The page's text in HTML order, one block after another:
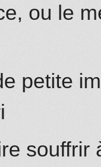
ou le
petite
souffrir